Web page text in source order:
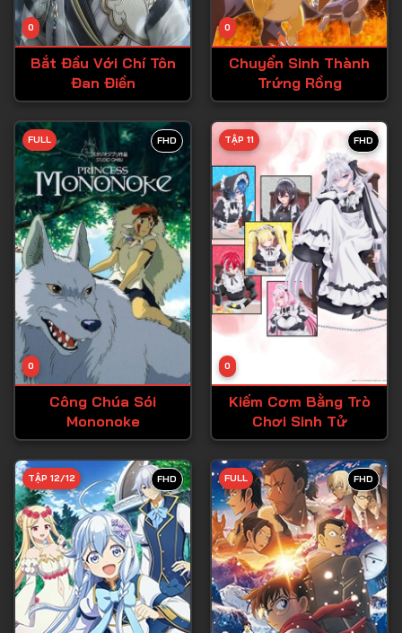
Tập 14
Tập 15
Tập 17
Tập 18
Tập 19
Tập 20
Tập 21
Tập 22
Tập 23
Tập 24
Tập 25
Tập 26
Tập 29
Tập 30
Tập 31
Tập 32
Tập 33
0
Bắt Đầu Với Chí Tôn
Đan Điền
0
Chuyển Sinh Thành
Trứng Rồng
FHD
0
FULL
Công Chúa Sói
Mononoke
FHD
0
TẬP 11
Kiếm Cơm Bằng Trò
Chơi Sinh Tử
FHD
TẬP 12/12 FHD
FULL